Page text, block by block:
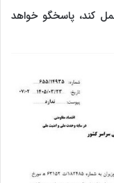
کند، پاسخگو خواهد